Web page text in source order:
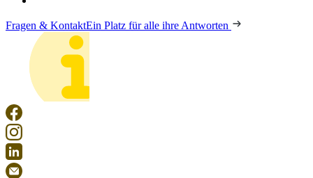
Fragen & KontaktEin Platz für alle ihre Antworten